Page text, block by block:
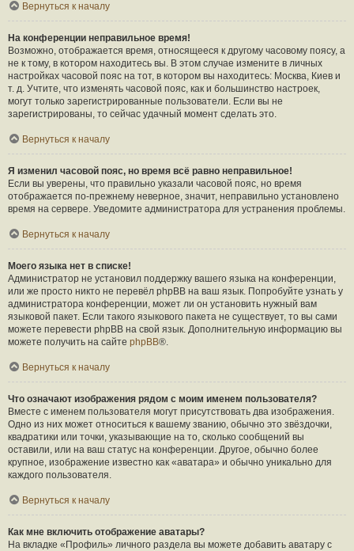
Вернуться к началу
На конференции неправильное время!
Возможно, отображается время, относящееся к другому часовому поясу, а
не к тому, в котором находитесь вы. В этом случае измените в личных
настройках часовой пояс на тот, в котором вы находитесь: Москва, Киев и
т. д. Учтите, что изменять часовой пояс, как и большинство настроек,
могут только зарегистрированные пользователи. Если вы не
зарегистрированы, то сейчас удачный момент сделать это.
Вернуться к началу
Я изменил часовой пояс, но время всё равно неправильное!
Если вы уверены, что правильно указали часовой пояс, но время
отображается по-прежнему неверное, значит, неправильно установлено
время на сервере. Уведомите администратора для устранения проблемы.
Вернуться к началу
Моего языка нет в списке!
Администратор не установил поддержку вашего языка на конференции,
или же просто никто не перевёл phpBB на ваш язык. Попробуйте узнать у
администратора конференции, может ли он установить нужный вам
языковой пакет. Если такого языкового пакета не существует, то вы сами
можете перевести phpBB на свой язык. Дополнительную информацию вы
можете получить на сайте phpBB®.
Вернуться к началу
Что означают изображения рядом с моим именем пользователя?
Вместе с именем пользователя могут присутствовать два изображения.
Одно из них может относиться к вашему званию, обычно это звёздочки,
квадратики или точки, указывающие на то, сколько сообщений вы
оставили, или на ваш статус на конференции. Другое, обычно более
крупное, изображение известно как «аватара» и обычно уникально для
каждого пользователя.
Вернуться к началу
Как мне включить отображение аватары?
На вкладке «Профиль» личного раздела вы можете добавить аватару с